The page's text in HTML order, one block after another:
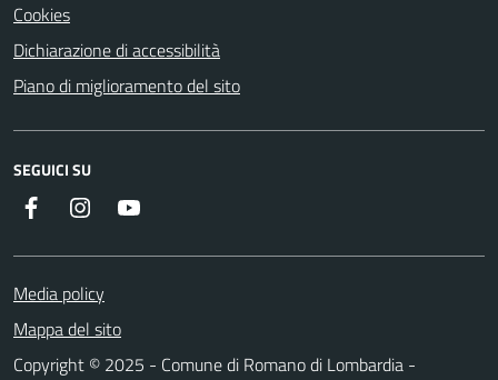
Cookies
Dichiarazione di accessibilità
Piano di miglioramento del sito
SEGUICI SU
Facebook Instagram
Media policy
Mappa del sito
Copyright © 2025 - Comune di Romano di Lombardia -